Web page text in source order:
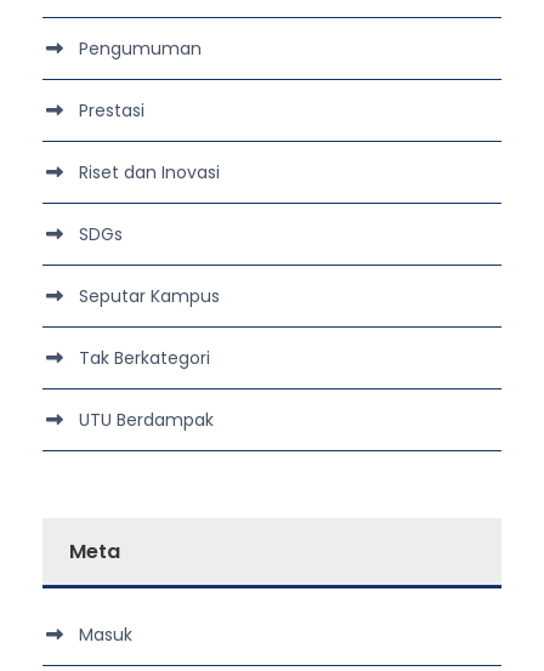
Pengumuman
Prestasi
Riset dan Inovasi
SDGs
Seputar Kampus
Tak Berkategori
UTU Berdampak
Meta
Masuk